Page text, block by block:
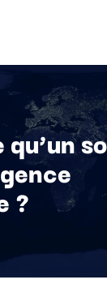
qu’un
?